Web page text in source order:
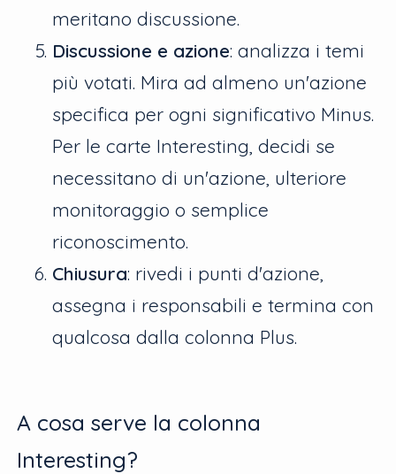
meritano discussione.
Discussione e azione: analizza i temi
più votati. Mira ad almeno un'azione
specifica per ogni significativo Minus.
Per le carte Interesting, decidi se
necessitano di un'azione, ulteriore
monitoraggio o semplice
riconoscimento.
Chiusura: rivedi i punti d'azione,
assegna i responsabili e termina con
qualcosa dalla colonna Plus.
A cosa serve la colonna
Interesting?